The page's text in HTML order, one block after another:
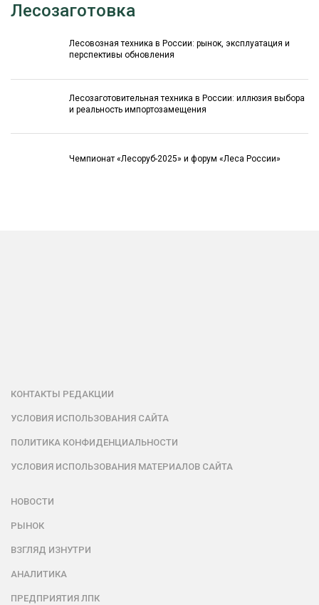
Лесозаготовка
Лесовозная техника в России: рынок, эксплуатация и
перспективы обновления
Лесозаготовительная техника в России: иллюзия выбора
и реальность импортозамещения
Чемпионат «Лесоруб-2025» и форум «Леса России»
КОНТАКТЫ РЕДАКЦИИ
УСЛОВИЯ ИСПОЛЬЗОВАНИЯ САЙТА
ПОЛИТИКА КОНФИДЕНЦИАЛЬНОСТИ
УСЛОВИЯ ИСПОЛЬЗОВАНИЯ МАТЕРИАЛОВ САЙТА
НОВОСТИ
РЫНОК
ВЗГЛЯД ИЗНУТРИ
АНАЛИТИКА
ПРЕДПРИЯТИЯ ЛПК